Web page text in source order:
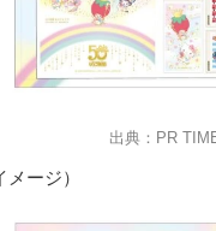
出典：PR
ージ）